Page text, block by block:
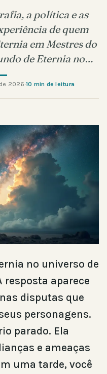
a política e as
de quem
em Mestres do
de Eternia no…
2026·10 min de leitura
no universo de
resposta aparece
disputas que
personagens.
parado. Ela
e ameaças
uma tarde, você